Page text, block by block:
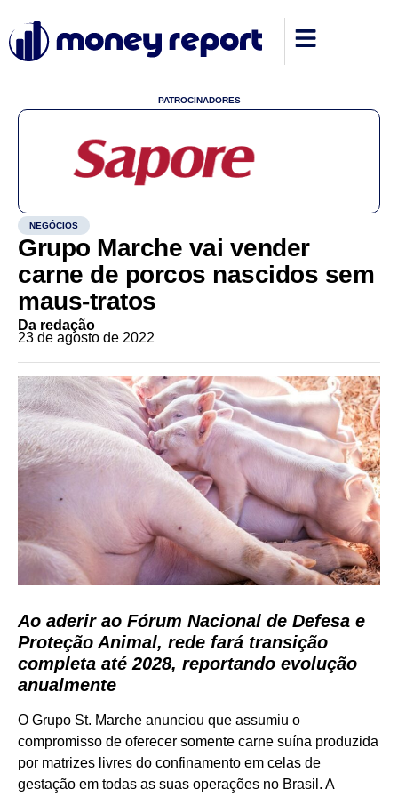
PATROCINADORES
NEGÓCIOS
Grupo Marche vai vender
carne de porcos nascidos sem
maus-tratos
Da redação
23 de agosto de 2022
Ao aderir ao Fórum Nacional de Defesa e
Proteção Animal, rede fará transição
completa até 2028, reportando evolução
anualmente
O Grupo St. Marche anunciou que assumiu o
compromisso de oferecer somente carne suína produzida
por matrizes livres do confinamento em celas de
gestação em todas as suas operações no Brasil. A